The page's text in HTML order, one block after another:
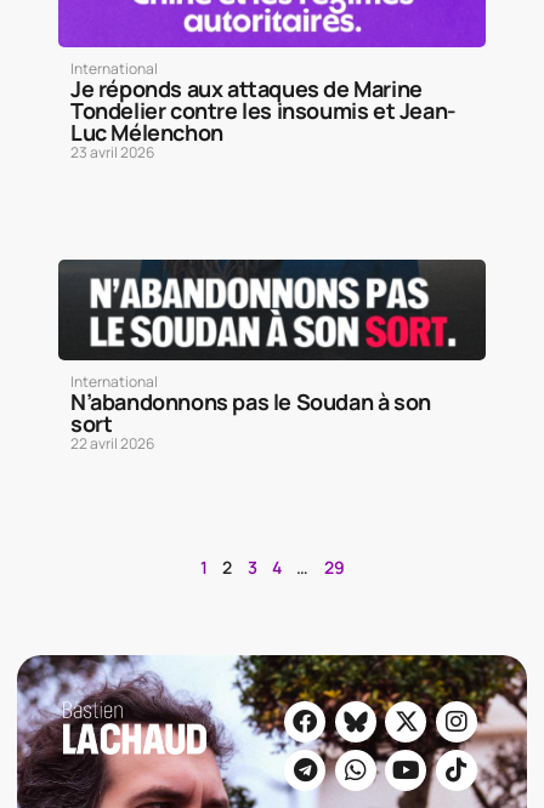
International
Je réponds aux attaques de Marine
Tondelier contre les insoumis et Jean-
Luc Mélenchon
23 avril 2026
International
N’abandonnons pas le Soudan à son
sort
22 avril 2026
1 2 3 4 … 29